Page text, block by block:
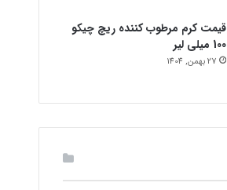
قیمت کرم مرطوب کننده ریچ چیکو
100 میلی لیر
27 بهمن, 1404